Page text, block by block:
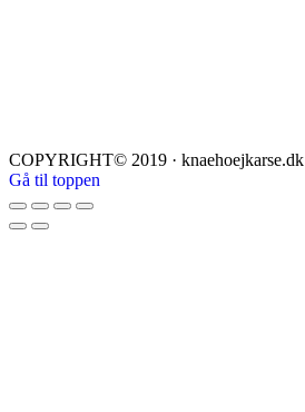
COPYRIGHT© 2019 · knaehoejkarse.dk
Gå til toppen